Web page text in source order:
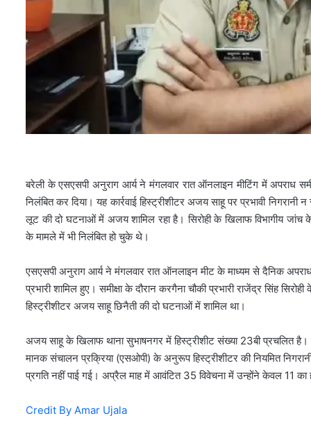
बरेली के एसएसपी अनुराग आर्य ने मंगलवार रात ऑनलाइन मीटिंग में अपराध
निलंबित कर दिया। यह कार्रवाई हिस्ट्रीशीटर अजय साहू पर प्रभावी
लूट की दो घटनाओं में अजय शामिल रहा है। सिरोही के खिलाफ विभागीय
के मामले में भी निलंबित हो चुके थे।
एसएसपी अनुराग आर्य ने मंगलवार रात ऑनलाइन मीट के माध्यम से दैनिक
प्रभारी शामिल हुए। समीक्षा के दौरान करगैना चौकी प्रभारी राजेंद्र सिंह
हिस्ट्रीशीटर अजय साहू छिनैती की दो घटनाओं में शामिल था।
अजय साहू के खिलाफ थाना सुभाषनगर में हिस्ट्रीशीट संख्या 23बी प्रचलित
मानक संचालन प्रक्रिया (एसओपी) के अनुरूप हिस्ट्रीशीटर की नियमित
प्रगति नहीं पाई गई। अप्रैल माह में आवंटित 35 विवेचना में उन्होंने केवल 11 का
Credit By Amar Ujala